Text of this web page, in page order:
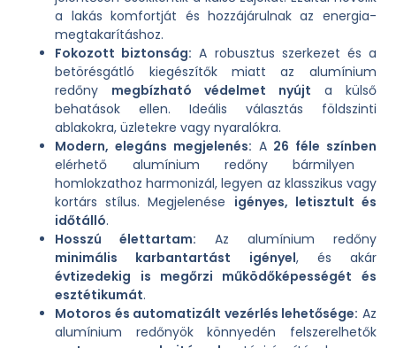
a lakás komfortját és hozzájárulnak az energia-
megtakarításhoz.
Fokozott biztonság: A robusztus szerkezet és a
betörésgátló kiegészítők miatt az alumínium
redőny megbízható védelmet nyújt a külső
behatások ellen. Ideális választás földszinti
ablakokra, üzletekre vagy nyaralókra.
Modern, elegáns megjelenés: A 26 féle színben
elérhető alumínium redőny bármilyen
homlokzathoz harmonizál, legyen az klasszikus vagy
kortárs stílus. Megjelenése igényes, letisztult és
időtálló.
Hosszú élettartam: Az alumínium redőny
minimális karbantartást igényel, és akár
évtizedekig is megőrzi működőképességét és
esztétikumát.
Motoros és automatizált vezérlés lehetősége: Az
alumínium redőnyök könnyedén felszerelhetők